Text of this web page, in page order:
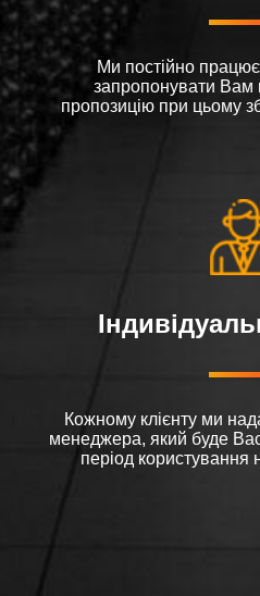
Ми постійно
запропонувати Вам
пропозицію при цьому
Кожному клієнту ми
менеджера, який буде
період